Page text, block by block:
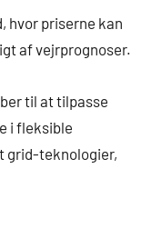
hvor priserne kan
af vejrprognoser.
til at tilpasse
i fleksible
grid-teknologier,